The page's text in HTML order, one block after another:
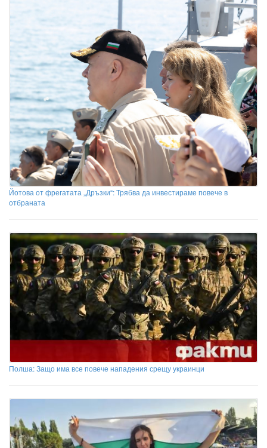
Йотова от фрегатата „Дръзки“: Трябва да инвестираме повече в
отбраната
Полша: Защо има все повече нападения срещу украинци